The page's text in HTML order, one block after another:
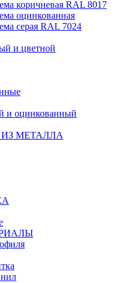
коричневая RAL 8017
оцинкованная
серая RAL 7024
и цветной
и оцинкованный
МЕТАЛЛА